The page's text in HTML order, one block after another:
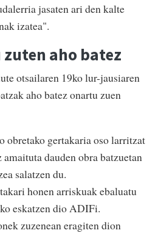
jasaten ari den kalte
izatea".
aho batez
otsailaren 19ko lur-jausiaren
aho batez onartu zuen
obretako gertakaria oso larritzat
amaituta dauden obra batzuetan
salatzen du.
honen arriskuak ebaluatu
eskatzen dio ADIFi.
zuzenean eragiten dion